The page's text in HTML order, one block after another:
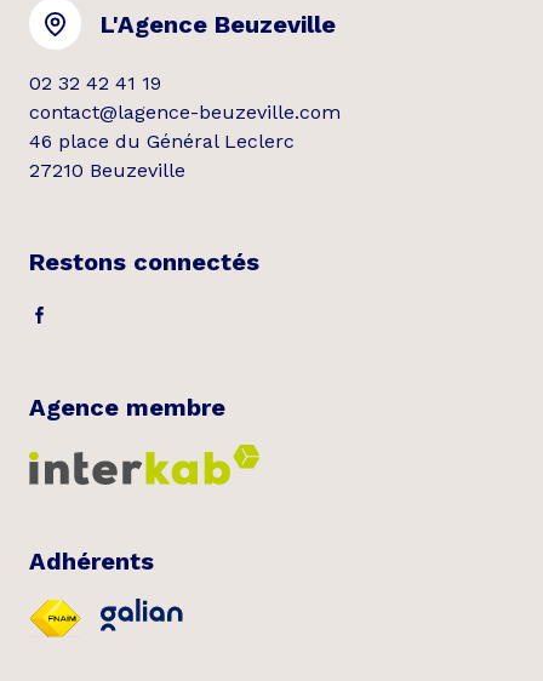
L'Agence Beuzeville
02 32 42 41 19
contact@lagence-beuzeville.com
46 place du Général Leclerc
27210 Beuzeville
Restons connectés
Agence membre
Adhérents